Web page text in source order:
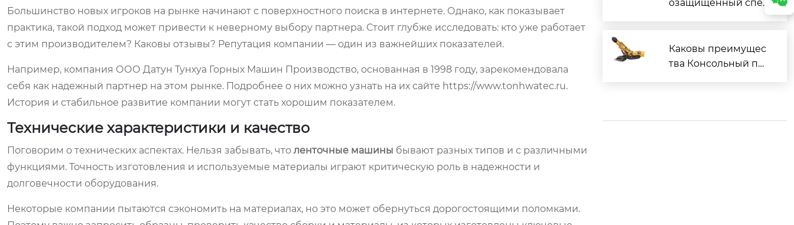
Большинство новых игроков на рынке начинают с поверхностного поиска в интернете. Однако, как показывает
практика, такой подход может привести к неверному выбору партнера. Стоит глубже исследовать: кто уже работает
с этим производителем? Каковы отзывы? Репутация компании — один из важнейших показателей.
Например, компания ООО Датун Тунхуа Горных Машин Производство, основанная в 1998 году, зарекомендовала
себя как надежный партнер на этом рынке. Подробнее о них можно узнать на их сайте https://www.tonhwatec.ru.
История и стабильное развитие компании могут стать хорошим показателем.
Технические характеристики и качество
Поговорим о технических аспектах. Нельзя забывать, что ленточные машины бывают разных типов и с различными
функциями. Точность изготовления и используемые материалы играют критическую роль в надежности и
долговечности оборудования.
Некоторые компании пытаются сэкономить на материалах, но это может обернуться дорогостоящими поломками.
озащищенный спец
Каковы преимущес
тва Консольный пр